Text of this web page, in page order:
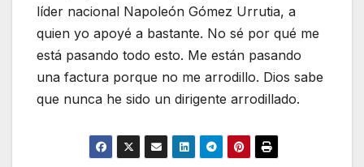
líder nacional Napoleón Gómez Urrutia, a
quien yo apoyé a bastante. No sé por qué me
está pasando todo esto. Me están pasando
una factura porque no me arrodillo. Dios sabe
que nunca he sido un dirigente arrodillado.